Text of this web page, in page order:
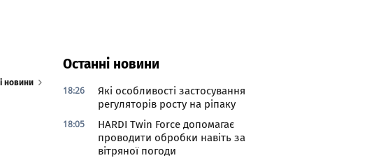
новини
Останні новини
18:26
Які особливості застосування
регуляторів росту на ріпаку
18:05
HARDI Twin Force допомагає
проводити обробки навіть за
вітряної погоди